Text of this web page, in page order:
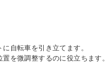
自転車を引き立てます。
を微調整するのに役立ちます。